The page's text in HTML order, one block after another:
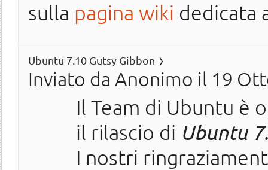
sulla pagina wiki dedicata
Ubuntu 7.10 Gutsy Gibbon
Inviato da Anonimo il 19
Il Team di Ubuntu è
il rilascio di Ubuntu
I nostri